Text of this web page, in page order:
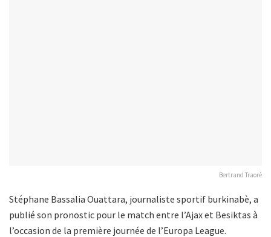
Bertrand Traoré
Stéphane Bassalia Ouattara, journaliste sportif burkinabè, a
publié son pronostic pour le match entre l’Ajax et Besiktas à
l’occasion de la première journée de l’Europa League.